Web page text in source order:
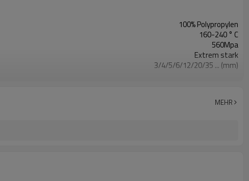
100% Polypropylen
160-240 ° C
560Mpa
Extrem stark
3/4/5/6/12/20/35 ... (mm)
15% -25%
MEHR